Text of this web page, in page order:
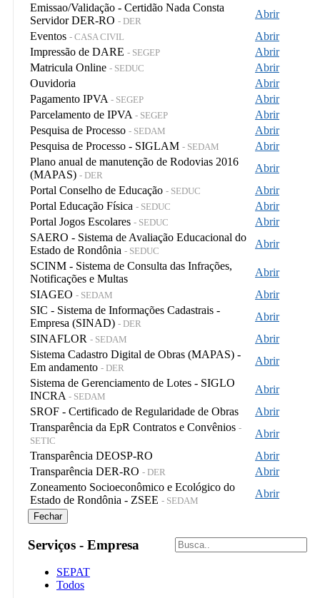
Emissao/Validação - Certidão Nada Consta
Servidor DER-RO - DER
Abrir
Eventos - CASA CIVIL
Abrir
Impressão de DARE - SEGEP
Abrir
Matricula Online - SEDUC
Abrir
Ouvidoria
Abrir
Pagamento IPVA - SEGEP
Abrir
Parcelamento de IPVA - SEGEP
Abrir
Pesquisa de Processo - SEDAM
Abrir
Pesquisa de Processo - SIGLAM - SEDAM
Abrir
Plano anual de manutenção de Rodovias 2016
(MAPAS) - DER
Abrir
Portal Conselho de Educação - SEDUC
Abrir
Portal Educação Física - SEDUC
Abrir
Portal Jogos Escolares - SEDUC
Abrir
SAERO - Sistema de Avaliação Educacional do
Estado de Rondônia - SEDUC
Abrir
SCINM - Sistema de Consulta das Infrações,
Notificações e Multas
Abrir
SIAGEO - SEDAM
Abrir
SIC - Sistema de Informações Cadastrais -
Empresa (SINAD) - DER
Abrir
SINAFLOR - SEDAM
Abrir
Sistema Cadastro Digital de Obras (MAPAS) -
Em andamento - DER
Abrir
Sistema de Gerenciamento de Lotes - SIGLO
INCRA - SEDAM
Abrir
SROF - Certificado de Regularidade de Obras
Abrir
Transparência da EpR Contratos e Convênios -
SETIC
Abrir
Transparência DEOSP-RO
Abrir
Transparência DER-RO - DER
Abrir
Zoneamento Socioeconômico e Ecológico do
Estado de Rondônia - ZSEE - SEDAM
Abrir
Fechar
Serviços - Empresa
SEPAT
Todos